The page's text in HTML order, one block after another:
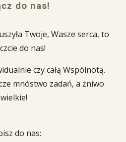
do nas!
Twoje, Wasze serca, to
do nas!
czy całą Wspólnotą.
mnóstwo zadań, a żniwo
wielkie!
do nas: